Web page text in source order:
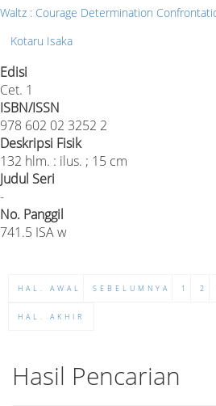
Waltz : Courage Determination
Kotaru Isaka
Edisi
Cet. 1
ISBN/ISSN
978 602 02 3252 2
Deskripsi Fisik
132 hlm. : ilus. ; 15 cm
Judul Seri
-
No. Panggil
741.5 ISA w
HAL. AWAL SEBELUMNYA 1 2
HAL. AKHIR
Hasil Pencarian